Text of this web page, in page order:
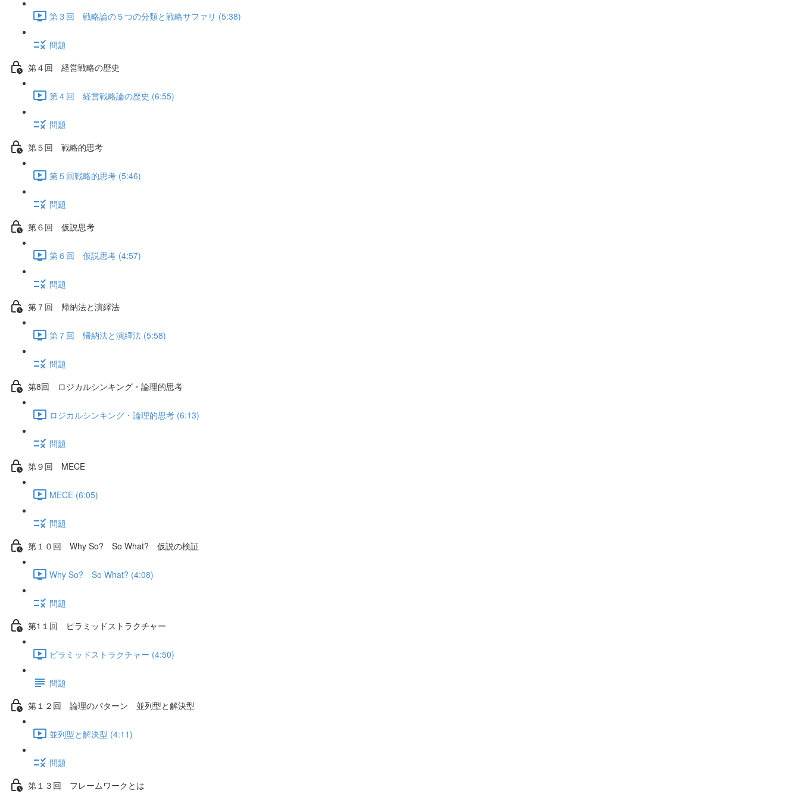
第３回 戦略論の５つの分類と戦略サファリ (5:38)
問題
第４回 経営戦略の歴史
第４回 経営戦略論の歴史 (6:55)
問題
第５回 戦略的思考
第５回戦略的思考 (5:46)
問題
第６回 仮説思考
第６回 仮説思考 (4:57)
問題
第７回 帰納法と演繹法
第７回 帰納法と演繹法 (5:58)
問題
第8回 ロジカルシンキング・論理的思考
ロジカルシンキング・論理的思考 (6:13)
問題
第９回 MECE
MECE (6:05)
問題
第１０回 Why So? So What? 仮説の検証
Why So? So What? (4:08)
問題
第1１回 ピラミッドストラクチャー
ピラミッドストラクチャー (4:50)
問題
第１２回 論理のパターン 並列型と解決型
並列型と解決型 (4:11)
問題
第１３回 フレームワークとは